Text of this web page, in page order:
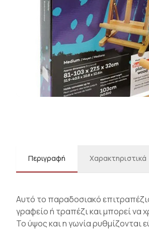
Περιγραφή Χαρακτηριστικά
Αυτό το παραδοσιακό
γραφείο ή τραπέζι και μπορεί να
Το ύψος και η γωνία ρυθμίζονται